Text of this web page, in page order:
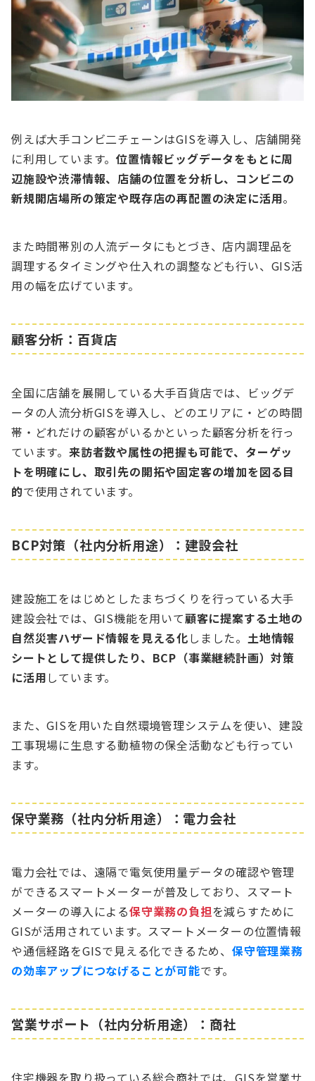
例えば大手コンビ二チェーンはGISを導入し、店舗開発
に利用しています。位置情報ビッグデータをもとに周
辺施設や渋滞情報、店舗の位置を分析し、コンビニの
新規開店場所の策定や既存店の再配置の決定に活用。
また時間帯別の人流データにもとづき、店内調理品を
調理するタイミングや仕入れの調整なども行い、GIS活
用の幅を広げています。
顧客分析：百貨店
全国に店舗を展開している大手百貨店では、ビッグデ
ータの人流分析GISを導入し、どのエリアに・どの時間
帯・どれだけの顧客がいるかといった顧客分析を行っ
ています。 来訪者数や属性の把握も可能で、ターゲッ
トを明確にし、取引先の開拓や固定客の増加を図る目
的で使用されています。
BCP対策（社内分析用途）：建設会社
建設施工をはじめとしたまちづくりを行っている大手
建設会社では、GIS機能を用いて顧客に提案する土地の
自然災害ハザード情報を見える化しました。土地情報
シートとして提供したり、BCP（事業継続計画）対策
に活用しています。
また、GISを用いた自然環境管理システムを使い、建設
工事現場に生息する動植物の保全活動なども行ってい
ます。
保守業務（社内分析用途）：電力会社
電力会社では、遠隔で電気使用量データの確認や管理
ができるスマートメーターが普及しており、スマート
メーターの導入による保守業務の負担を減らすために
GISが活用されています。スマートメーターの位置情報
や通信経路をGISで見える化できるため、 保守管理業務
の効率アップにつなげることが可能です。
営業サポート（社内分析用途）：商社